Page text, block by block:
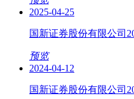
2025-04-25
国新证券股份有限公司
预览
2024-04-12
国新证券股份有限公司